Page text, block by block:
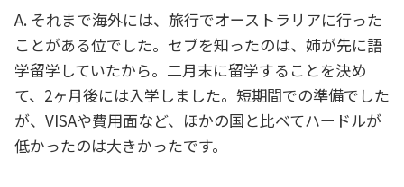
A. それまで海外には、旅行でオーストラリアに行った
ことがある位でした。セブを知ったのは、姉が先に語
学留学していたから。二月末に留学することを決め
て、2ヶ月後には入学しました。短期間での準備でした
が、VISAや費用面など、ほかの国と比べてハードルが
低かったのは大きかったです。